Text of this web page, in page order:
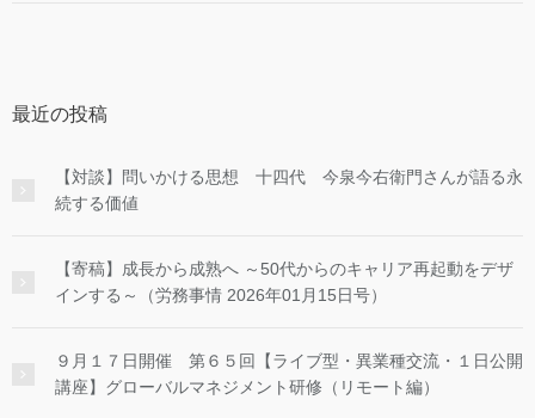
最近の投稿
【対談】問いかける思想 十四代 今泉今右衛門さんが語る永
続する価値
【寄稿】成長から成熟へ ～50代からのキャリア再起動をデザ
インする～（労務事情 2026年01月15日号）
９月１７日開催 第６５回【ライブ型・異業種交流・１日公開
講座】グローバルマネジメント研修（リモート編）